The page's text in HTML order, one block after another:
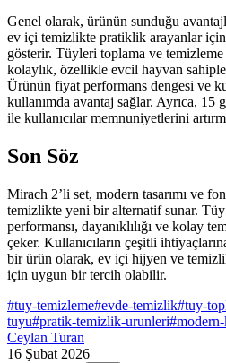
Genel olarak, ürünün sunduğu
ev içi temizlikte pratiklik arayanlar
gösterir. Tüyleri toplama ve temizleme
kolaylık, özellikle evcil hayvan
Ürünün fiyat performans dengesi ve
kullanımda avantaj sağlar. Ayrıca, 15
ile kullanıcılar memnuniyetlerini
Son Söz
Mirach 2’li set, modern tasarımı ve
temizlikte yeni bir alternatif sunar.
performansı, dayanıklılığı ve kolay
çeker. Kullanıcıların çeşitli
bir ürün olarak, ev içi hijyen ve
için uygun bir tercih olabilir.
#tuy-temizleme#evde-temizlik#tuy-
tuyu#pratik-temizlik-urunleri#
Ceylan Turan
16 Şubat 2026